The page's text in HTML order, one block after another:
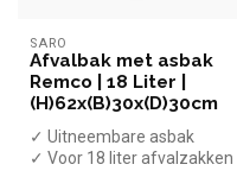
SARO
Afvalbak met asbak
Remco | 18 Liter |
(H)62x(B)30x(D)30cm
✓ Uitneembare asbak
✓ Voor 18 liter afvalzakken